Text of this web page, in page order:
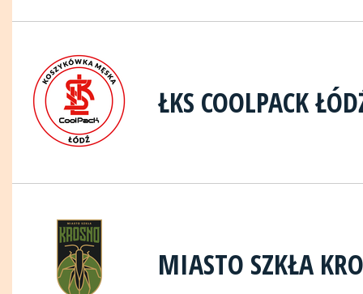
ŁKS COOLPACK
MIASTO SZKŁA